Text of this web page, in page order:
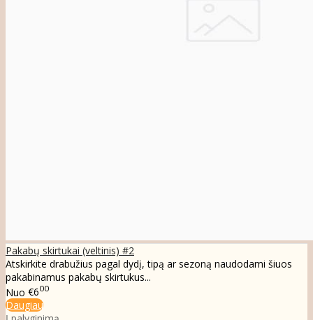
Pakabų skirtukai (veltinis) #2
Atskirkite drabužius pagal dydį, tipą ar sezoną naudodami šiuos
pakabinamus pakabų skirtukus...
Nuo €600
Daugiau